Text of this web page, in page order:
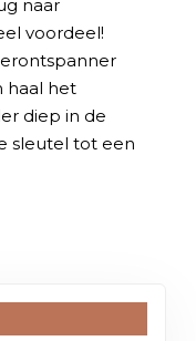
naar
voordeel!
haal het
diep in de
sleutel tot een